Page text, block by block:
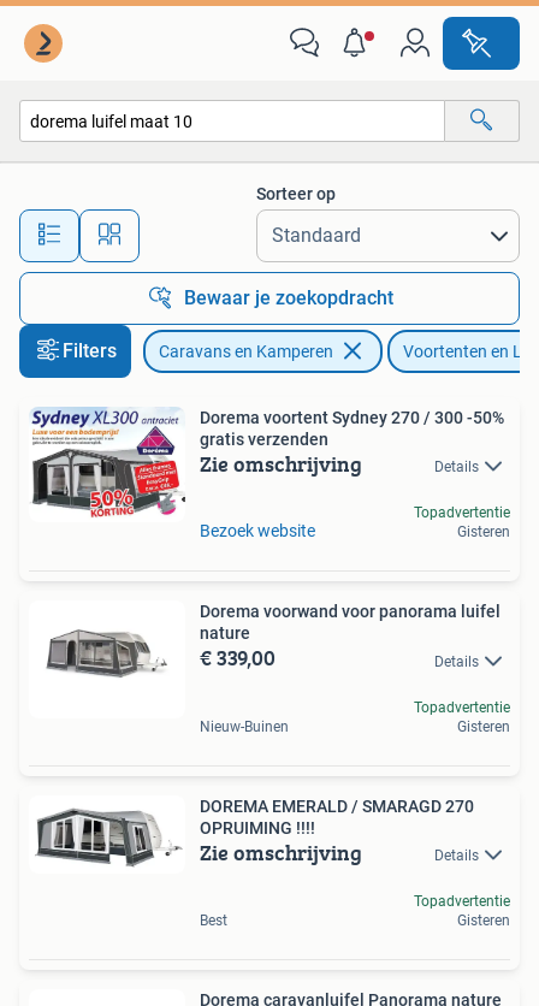
Alle afstanden…
Sorteer op
Bewaar je zoekopdracht
Filters Caravans en Kamperen Voortenten en
Dorema voortent Sydney 270 / 300 -50%
gratis verzenden
Zie omschrijving Details
Bezoek website
Topadvertentie
Gisteren
Dorema voorwand voor panorama luifel
nature
€ 339,00 Details
Nieuw-Buinen
Topadvertentie
Gisteren
DOREMA EMERALD / SMARAGD 270
OPRUIMING !!!!
Zie omschrijving Details
Best
Topadvertentie
Gisteren
Dorema caravanluifel Panorama nature